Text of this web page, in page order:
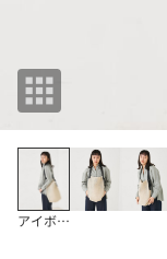
アイボリー